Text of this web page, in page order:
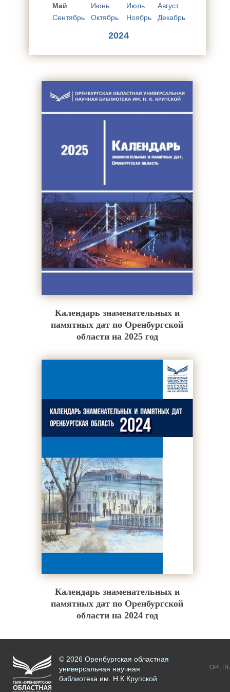
Май
Июнь Июль
Август
Сентябрь
Октябрь Ноябрь Декабрь
2024
Календарь знаменательных и
памятных дат по Оренбургской
области на 2025 год
Календарь знаменательных и
памятных дат по Оренбургской
области на 2024 год
© 2026 Оренбургская областная
универсальная научная
библиотека им. Н.К.Крупской